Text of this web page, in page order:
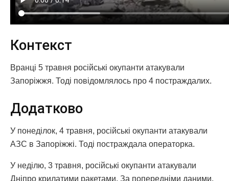
Контекст
Вранці 5 травня російські окупанти атакували
Запоріжжя. Тоді повідомлялось про 4 постраждалих.
Додатково
У понеділок, 4 травня, російські окупанти атакували
АЗС в Запоріжжі. Тоді постраждала операторка.
У неділю, 3 травня, російські окупанти атакували
Дніпро крилатими ракетами. За попередніми даними,